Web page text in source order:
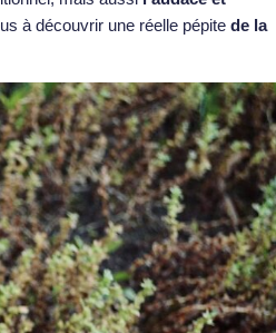
à découvrir une réelle pépite de la